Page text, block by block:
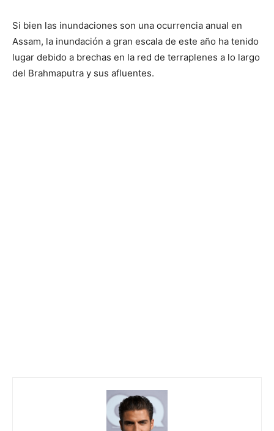
Si bien las inundaciones son una ocurrencia anual en
Assam, la inundación a gran escala de este año ha tenido
lugar debido a brechas en la red de terraplenes a lo largo
del Brahmaputra y sus afluentes.